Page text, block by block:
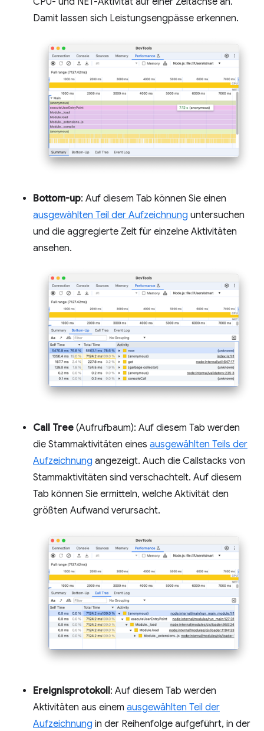
Damit lassen sich Leistungsengpässe erkennen.
Bottom-up: Auf diesem Tab können Sie einen
ausgewählten Teil der Aufzeichnung untersuchen
und die aggregierte Zeit für einzelne Aktivitäten
ansehen.
Call Tree (Aufrufbaum): Auf diesem Tab werden
die Stammaktivitäten eines ausgewählten Teils der
Aufzeichnung angezeigt. Auch die Callstacks von
Stammaktivitäten sind verschachtelt. Auf diesem
Tab können Sie ermitteln, welche Aktivität den
größten Aufwand verursacht.
Ereignisprotokoll: Auf diesem Tab werden
Aktivitäten aus einem ausgewählten Teil der
Aufzeichnung in der Reihenfolge aufgeführt, in der